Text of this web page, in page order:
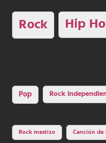
Rock Hip
Pop Rock
Rock mestizo Canción